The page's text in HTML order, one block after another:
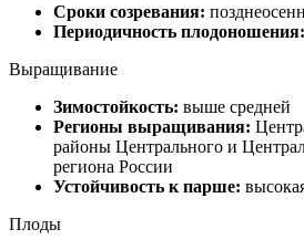
Сроки созревания:
Периодичность плодоношения:
Выращивание
Зимостойкость: выше средней
Регионы выращивания:
районы Центрального и
региона России
Устойчивость к парше:
Плоды